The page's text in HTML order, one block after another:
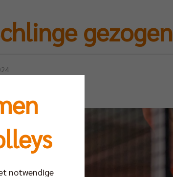
gezogen
notwendige